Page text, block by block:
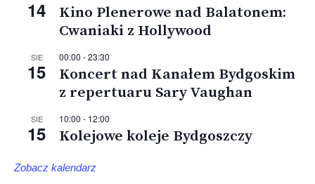
14
Kino Plenerowe nad Balatonem:
Cwaniaki z Hollywood
SIE
15
00:00 -23:30
Koncert nad Kanałem Bydgoskim
z repertuaru Sary Vaughan
SIE
15
10:00 - 12:00
Kolejowe koleje Bydgoszczy
Zobacz kalendarz